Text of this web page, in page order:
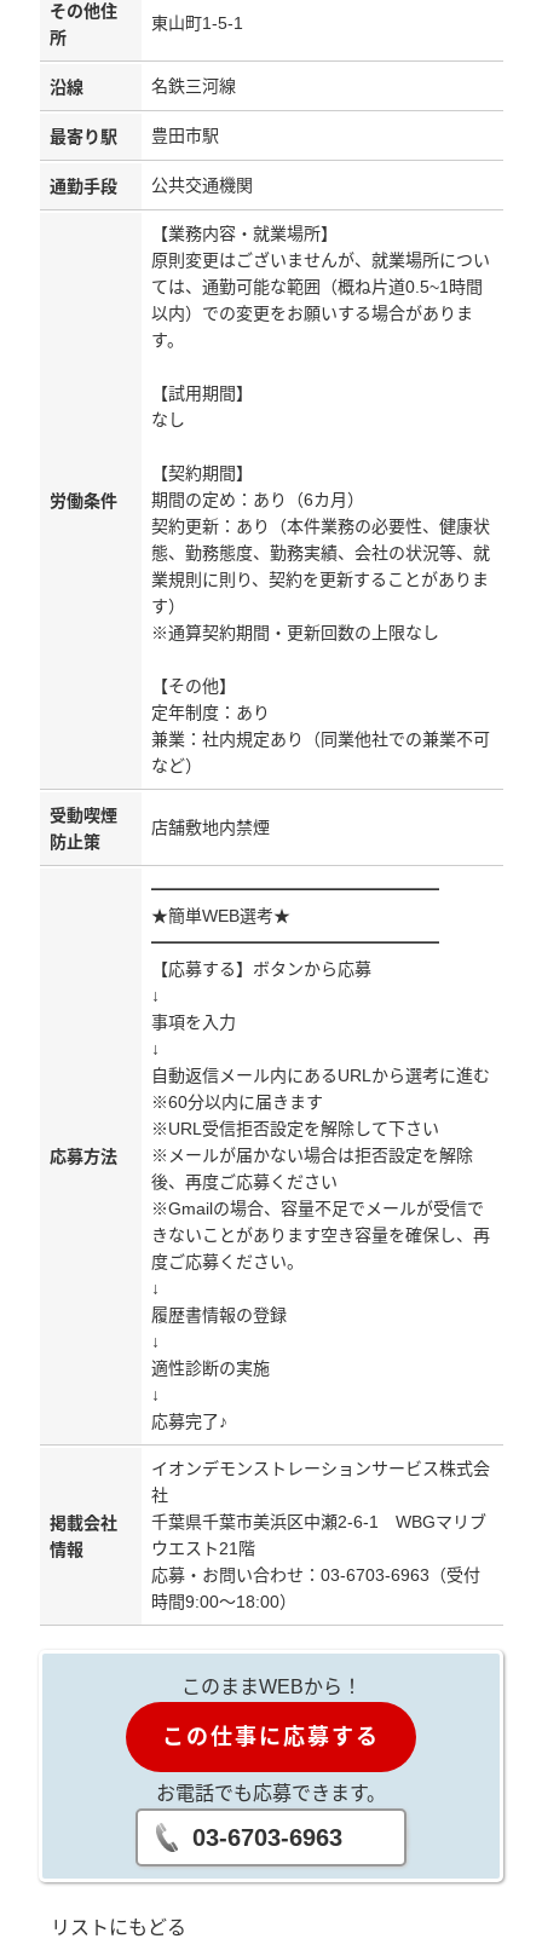
その他住
所
東山町1-5-1
沿線 名鉄三河線
最寄り駅 豊田市駅
通勤手段 公共交通機関
労働条件
【業務内容・就業場所】
原則変更はございませんが、就業場所につい
ては、通勤可能な範囲（概ね片道0.5~1時間
以内）での変更をお願いする場合がありま
す。
【試用期間】
なし
【契約期間】
期間の定め：あり（6カ月）
契約更新：あり（本件業務の必要性、健康状
態、勤務態度、勤務実績、会社の状況等、就
業規則に則り、契約を更新することがありま
す）
※通算契約期間・更新回数の上限なし
【その他】
定年制度：あり
兼業：社内規定あり（同業他社での兼業不可
など）
受動喫煙
防止策
店舗敷地内禁煙
応募方法
━━━━━━━━━━━━━━━━━
★簡単WEB選考★
━━━━━━━━━━━━━━━━━
【応募する】ボタンから応募
↓
事項を入力
↓
自動返信メール内にあるURLから選考に進む
※60分以内に届きます
※URL受信拒否設定を解除して下さい
※メールが届かない場合は拒否設定を解除
後、再度ご応募ください
※Gmailの場合、容量不足でメールが受信で
きないことがあります空き容量を確保し、再
度ご応募ください。
↓
履歴書情報の登録
↓
適性診断の実施
↓
応募完了♪
掲載会社
情報
イオンデモンストレーションサービス株式会
社
千葉県千葉市美浜区中瀬2-6-1 WBGマリブ
ウエスト21階
応募・お問い合わせ：03-6703-6963（受付
時間9:00～18:00）
このままWEBから！
この仕事に応募する
お電話でも応募できます。
03-6703-6963
リストにもどる